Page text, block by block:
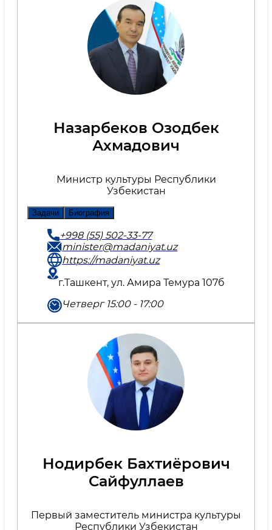
Назарбеков Озодбек
Ахмадович
Министр культуры Республики
Узбекистан
Задачи Биография
+998 (55) 502-33-77
minister@madaniyat.uz
https://madaniyat.uz
г.Ташкент, ул. Амира Темура 107б
Четверг 15:00 - 17:00
Нодирбек Бахтиёрович
Сайфуллаев
Первый заместитель министра культуры
Республики Узбекистан